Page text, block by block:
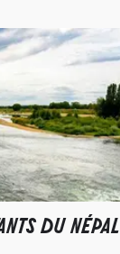
DU NÉPAL